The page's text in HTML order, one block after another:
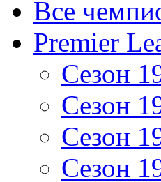
Все
Premier
Сезон
Сезон
Сезон
Сезон